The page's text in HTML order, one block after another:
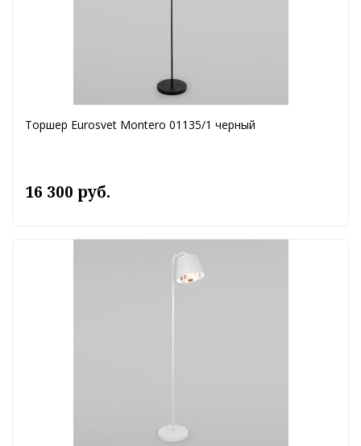
Торшер Eurosvet Montero 01135/1 черный
16 300 руб.